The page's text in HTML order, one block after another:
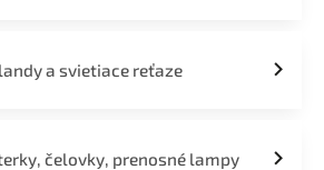
a svietiace reťaze
čelovky, prenosné lampy